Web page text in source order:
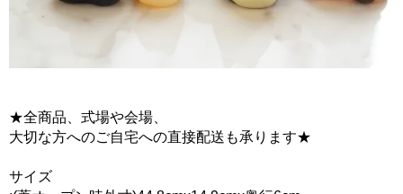
★全商品、式場や会場、
大切な方へのご自宅への直接配送も承ります★
サイズ